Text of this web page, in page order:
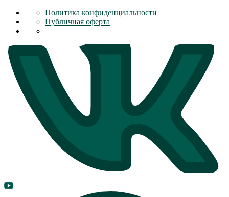
Политика конфиденциальности
Публичная оферта